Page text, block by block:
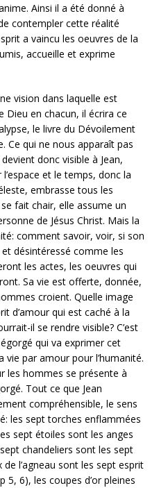
Ainsi il a été donné à
contempler cette réalité
a vaincu les oeuvres de la
accueille et exprime
vision dans laquelle est
Dieu en chacun, il écrira ce
le livre du Dévoilement
Ce qui ne nous apparaît pas
donc visible à Jean,
l’espace et le temps, donc la
embrasse tous les
fait chair, elle assume un
de Jésus Christ. Mais la
comment savoir, voir, si son
désintéressé comme les
les actes, les oeuvres qui
Sa vie est offerte, donnée,
croient. Quelle image
d’amour qui est caché à la
il se rendre visible? C’est
égorgé qui va exprimer cet
vie par amour pour l’humanité.
les hommes se présente à
Tout ce que Jean
compréhensible, le sens
les sept torches enflammées
sept étoiles sont les anges
chandeliers sont les sept
l’agneau sont les sept esprit
5, 6), les coupes d’or pleines